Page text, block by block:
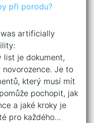
artificially
list je dokument,
Je to
který musí mít
pochopit, jak
a jaké kroky je
pro každého…